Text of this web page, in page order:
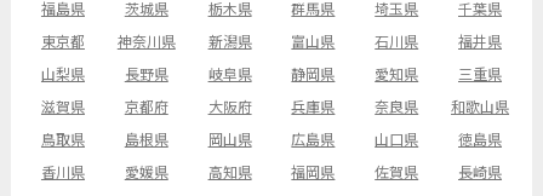
福島県
茨城県 栃木県 群馬県 埼玉県
千葉県
東京都
神奈川県 新潟県 富山県 石川県
福井県
山梨県
長野県 岐阜県 静岡県 愛知県
三重県
滋賀県
京都府 大阪府 兵庫県 奈良県
和歌山県
鳥取県
島根県 岡山県 広島県 山口県
徳島県
香川県
愛媛県 高知県 福岡県 佐賀県
長崎県